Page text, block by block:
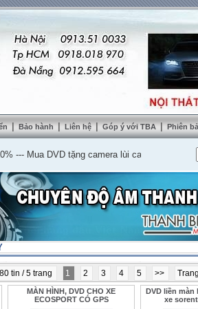
| Bảo hành | Liên hệ | Góp ý với TBA | Phiên
Mua DVD tặng camera lùi cao cấp--- Lắp nệm
tin / 5 trang 1 2 3 4 5 >>
MÀN HÌNH, DVD CHO XE
ECOSPORT CÓ GPS
DVD liền
xe